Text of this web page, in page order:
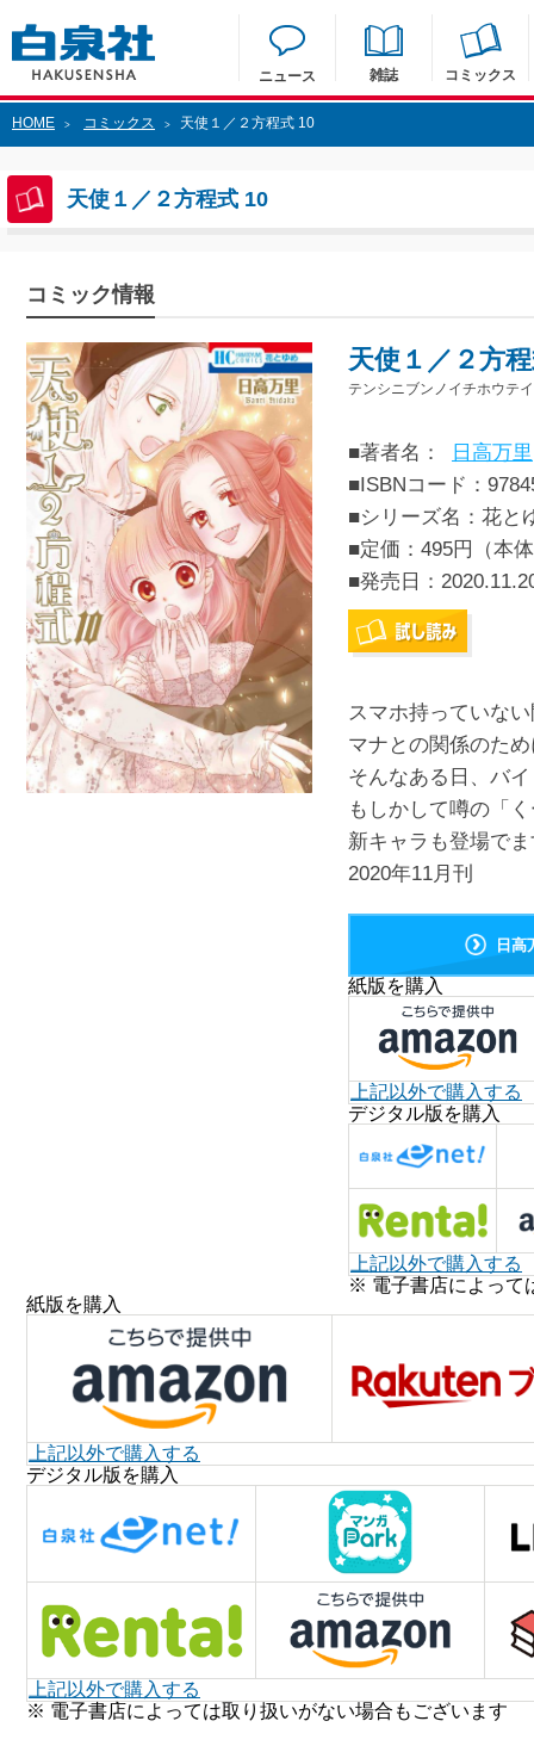
ニュース 雑誌 コミックス
HOME > コミックス > 天使１／２方程式 10
天使１／２方程式 10
コミック情報
天使１／２方
テンシニブンノイチホウテ
■著者名：
日高万里
■ISBNコード：
■シリーズ名：花と
■定価：495円（本
■発売日：
スマホ持っていな
マナとの関係のた
そんなある日、バ
もしかして噂の「
新キャラも登場で
2020年11月刊
日高
紙版を購入
上記以外で購入する
デジタル版を購入
上記以外で購入する
※ 電子書店によって
紙版を購入
上記以外で購入する
デジタル版を購入
上記以外で購入する
※ 電子書店によっては取り扱いがない場合もございます